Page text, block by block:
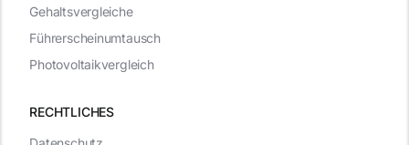
RECHTLICHES
Gehaltsvergleiche
Führerscheinumtausch
Photovoltaikvergleich